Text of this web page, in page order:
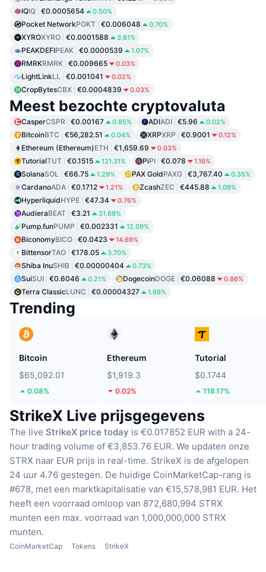
IQIQ €0.0005654 0.50%
Pocket NetworkPOKT €0.006048 0.70%
XYROXYRO €0.0001588 3.61%
PEAKDEFIPEAK €0.0000539 1.07%
RMRKRMRK €0.009665 0.03%
LightLinkLL €0.001041 0.02%
CropBytesCBX €0.0004839 0.03%
Meest bezochte cryptovaluta
CasperCSPR €0.00167 0.85% ADIADI €5.96 0.02%
BitcoinBTC €56,282.51 0.04% XRPXRP €0.9001 0.12%
Ethereum (Ethereum)ETH €1,659.69 0.03%
TutorialTUT €0.1515 121.31% PiPI €0.078 1.16%
SolanaSOL €66.75 1.29% PAX GoldPAXG €3,767.40 0.35%
CardanoADA €0.1712 1.21% ZcashZEC €445.88 1.09%
HyperliquidHYPE €47.34 0.76%
AudieraBEAT €3.21 31.69%
Pump.funPUMP €0.002331 12.09%
BiconomyBICO €0.0423 14.69%
BittensorTAO €178.05 3.70%
Shiba InuSHIB €0.00000404 0.73%
SuiSUI €0.6046 0.21% DogecoinDOGE €0.06088 0.86%
Terra ClassicLUNC €0.00004327 1.69%
Trending
Bitcoin
$65,092.01
0.08%
Ethereum
$1,919.3
0.02%
Tutorial
$0.1744
118.17%
StrikeX Live prijsgegevens
The live StrikeX price today is €0.017852 EUR with a 24-
hour trading volume of €3,853.76 EUR. We updaten onze
STRX naar EUR prijs in real-time. StrikeX is de afgelopen
24 uur 4.76 gestegen. De huidige CoinMarketCap-rang is
#678, met een marktkapitalisatie van €15,578,981 EUR. Het
heeft een voorraad omloop van 872,680,994 STRX
munten een max. voorraad van 1,000,000,000 STRX
munten.
CoinMarketCap Tokens StrikeX